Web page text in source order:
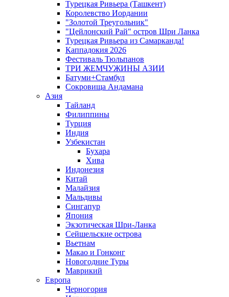
Турецкая Ривьера (Ташкент)
Королевство Иордании
"Золотой Треугольник"
"Цейлонский Рай" остров Шри Ланка
Турецкая Ривьера из Самарканда!
Каппадокия 2026
Фестиваль Тюльпанов
ТРИ ЖЕМЧУЖИНЫ АЗИИ
Батуми+Стамбул
Сокровища Андамана
Азия
Тайланд
Филиппины
Турция
Индия
Узбекистан
Бухара
Хива
Индонезия
Китай
Малайзия
Мальдивы
Сингапур
Япония
Экзотическая Шри-Ланка
Сейшельские острова
Вьетнам
Макао и Гонконг
Новогодние Туры
Маврикий
Европа
Черногория